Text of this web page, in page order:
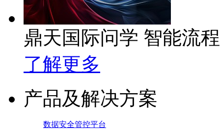
鼎天国际问学 智能流
了解更多
产品及解决方案
数据安全管控平台